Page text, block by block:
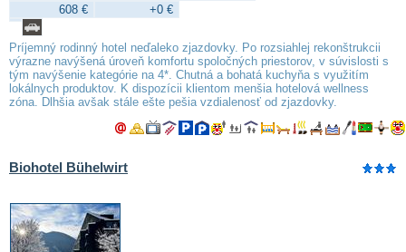
608 €
+0 €
Príjemný rodinný hotel neďaleko zjazdovky. Po rozsiahlej rekonštrukcii
výrazne navýšená úroveň komfortu spoločných priestorov, v súvislosti s
tým navýšenie kategórie na 4*. Chutná a bohatá kuchyňa s využitím
lokálnych produktov. K dispozícii klientom menšia hotelová wellness
zóna. Dlhšia avšak stále ešte pešia vzdialenosť od zjazdovky.
Biohotel Bühelwirt